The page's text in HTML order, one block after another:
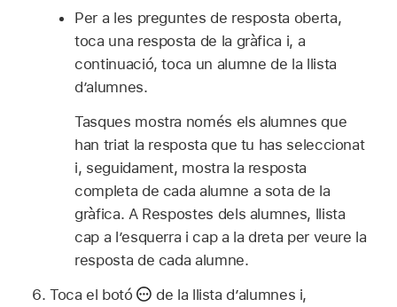
Per a les preguntes de resposta oberta,
toca una resposta de la gràfica i, a
continuació, toca un alumne de la llista
d’alumnes.
Tasques mostra només els alumnes que
han triat la resposta que tu has seleccionat
i, seguidament, mostra la resposta
completa de cada alumne a sota de la
gràfica. A Respostes dels alumnes, llista
cap a l’esquerra i cap a la dreta per veure la
resposta de cada alumne.
Toca el botó
de la llista d’alumnes i,